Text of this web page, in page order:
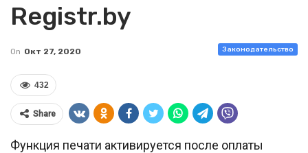
Registr.by
Законодательство
On Окт 27, 2020
432
Share
Функция печати активируется после оплаты